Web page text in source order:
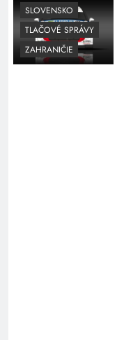
SLOVENSKO
TLAČOVÉ SPRÁVY
ZAHRANIČIE